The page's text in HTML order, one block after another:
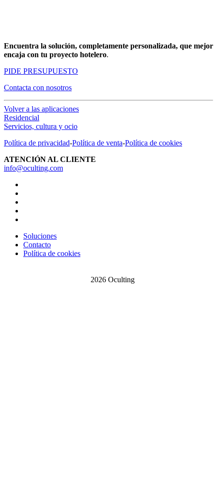
Encuentra la solución, completamente personalizada, que mejor
encaja con tu proyecto hotelero.
PIDE PRESUPUESTO
Contacta con nosotros
Volver a las aplicaciones
Residencial
Servicios, cultura y ocio
Política de privacidad-Política de venta-Política de cookies
ATENCIÓN AL CLIENTE
info@oculting.com
Soluciones
Contacto
Política de cookies
2026 Oculting